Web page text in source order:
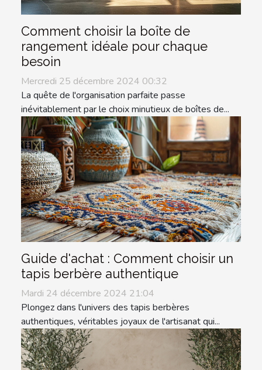
Comment choisir la boîte de
rangement idéale pour chaque
besoin
Mercredi 25 décembre 2024 00:32
La quête de l'organisation parfaite passe
inévitablement par le choix minutieux de boîtes de...
Guide d'achat : Comment choisir un
tapis berbère authentique
Mardi 24 décembre 2024 21:04
Plongez dans l'univers des tapis berbères
authentiques, véritables joyaux de l'artisanat qui...